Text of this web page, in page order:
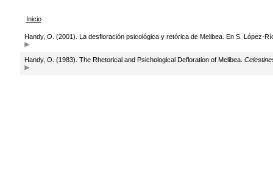
Inicio
Handy, O. (2001). La desfloración psicológica y retórica de Melibea. En S. López-
Handy, O. (1983). The Rhetorical and Psichological Defloration of Melibea.